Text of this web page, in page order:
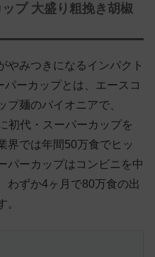
プ 大盛り粗挽き胡椒
やみつきになるインパクト
ーカップとは、エースコ
プ麺のパイオニアで、
初代・スーパーカップを
界では年間50万食でヒッ
パーカップはコンビニを中
わずか4ヶ月で80万食の出
。